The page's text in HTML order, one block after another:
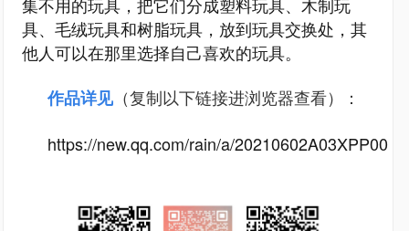
具、毛绒玩具和树脂玩具，放到玩具交换处，其
他人可以在那里选择自己喜欢的玩具。
作品详见 （复制以下链接进浏览器查看） ：
https://new.qq.com/rain/a/20210602A03XPP00